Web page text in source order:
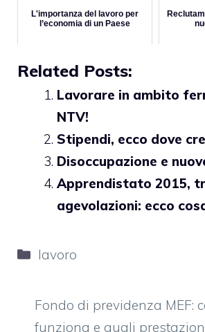
L'importanza del lavoro per
l’economia di un Paese
Related Posts:
Lavorare in ambito
NTV!
Stipendi, ecco dove
Disoccupazione e
Apprendistato 2015,
agevolazioni: ecco
Categorie
lavoro
Fondo di previdenza MEF:
funziona e quali